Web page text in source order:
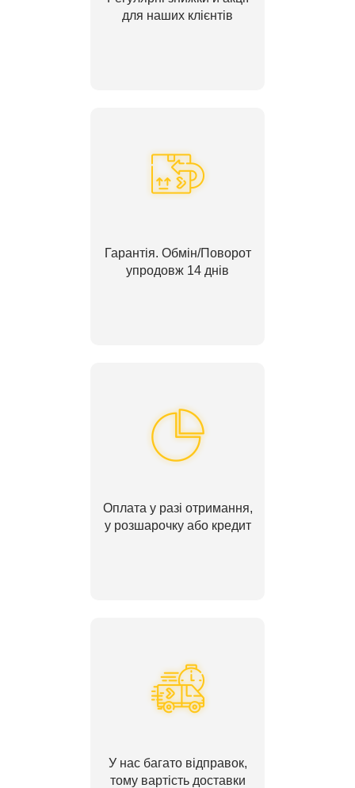
для наших клієнтів
Гарантія. Обмін/Поворот
упродовж 14 днів
Оплата у разі отримання,
у розшарочку або кредит
У нас багато відправок,
тому вартість доставки